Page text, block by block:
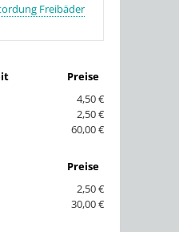
Freibäder
Preise
4,50 €
2,50 €
60,00 €
Preise
2,50 €
30,00 €